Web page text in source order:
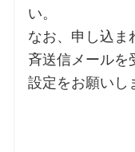
い。
なお、申し込ま
斉送信メールを
設定をお願いし